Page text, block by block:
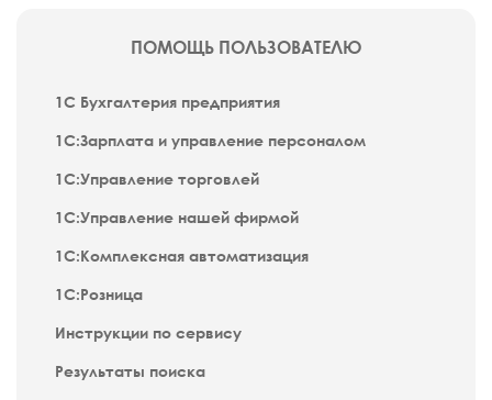
ПОМОЩЬ ПОЛЬЗОВАТЕЛЮ
1С Бухгалтерия предприятия
1С:Зарплата и управление персоналом
1С:Управление торговлей
1С:Управление нашей фирмой
1С:Комплексная автоматизация
1С:Розница
Инструкции по сервису
Результаты поиска